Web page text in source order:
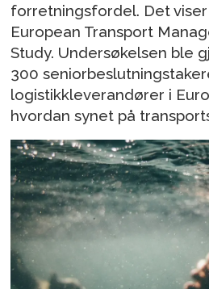
forretningsfordel. Det
European Transport
Study. Undersøkelsen ble
300
logistikkleverandører i
hvordan synet på